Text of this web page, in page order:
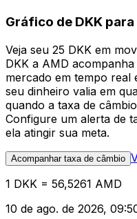
Gráfico de DKK para
Veja seu 25 DKK em
DKK a AMD acompanha
mercado em tempo real
seu dinheiro valia em
quando a taxa de
Configure um alerta de
ela atingir sua meta.
Acompanhar taxa de câmbio
1 DKK = 56,5261 AMD
10 de ago. de 2026,